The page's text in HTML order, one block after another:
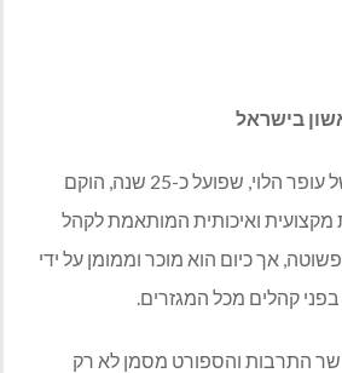
בישראל
"משמחי לב" בניהולו של עופר הלוי, שפועל כ-25 שנה, הוקם
מקצועית ואיכותית המותאמת לקהל
אך כיום הוא מוכר וממומן על ידי
קהלים מכל המגזרים.
התרבות והספורט מסמן לא רק